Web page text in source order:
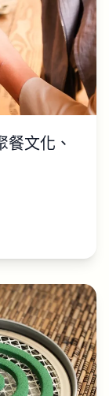
餐文化、